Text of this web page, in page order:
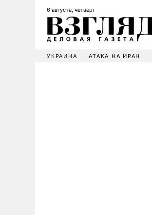
6 августа, четверг
УКРАИНА АТАКА НА ИРАН